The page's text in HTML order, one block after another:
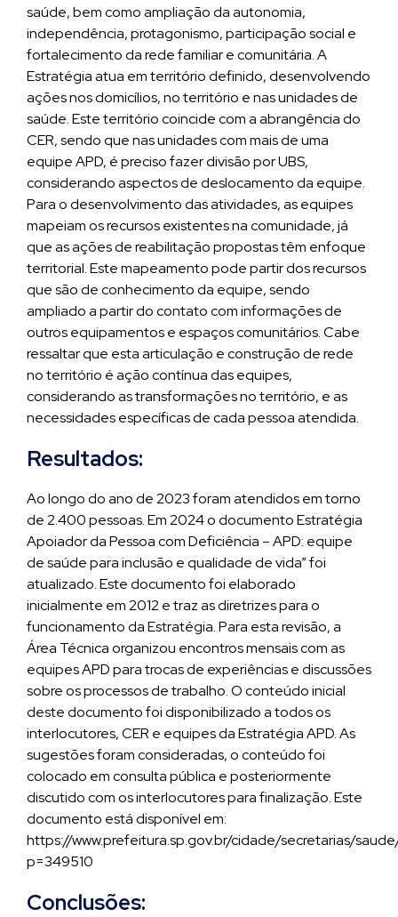
saúde, bem como ampliação da autonomia,
independência, protagonismo, participação social e
fortalecimento da rede familiar e comunitária. A
Estratégia atua em território definido, desenvolvendo
ações nos domicílios, no território e nas unidades de
saúde. Este território coincide com a abrangência do
CER, sendo que nas unidades com mais de uma
equipe APD, é preciso fazer divisão por UBS,
considerando aspectos de deslocamento da equipe.
Para o desenvolvimento das atividades, as equipes
mapeiam os recursos existentes na comunidade, já
que as ações de reabilitação propostas têm enfoque
territorial. Este mapeamento pode partir dos recursos
que são de conhecimento da equipe, sendo
ampliado a partir do contato com informações de
outros equipamentos e espaços comunitários. Cabe
ressaltar que esta articulação e construção de rede
no território é ação contínua das equipes,
considerando as transformações no território, e as
necessidades específicas de cada pessoa atendida.
Resultados:
Ao longo do ano de 2023 foram atendidos em torno
de 2.400 pessoas. Em 2024 o documento Estratégia
Apoiador da Pessoa com Deficiência – APD: equipe
de saúde para inclusão e qualidade de vida” foi
atualizado. Este documento foi elaborado
inicialmente em 2012 e traz as diretrizes para o
funcionamento da Estratégia. Para esta revisão, a
Área Técnica organizou encontros mensais com as
equipes APD para trocas de experiências e discussões
sobre os processos de trabalho. O conteúdo inicial
deste documento foi disponibilizado a todos os
interlocutores, CER e equipes da Estratégia APD. As
sugestões foram consideradas, o conteúdo foi
colocado em consulta pública e posteriormente
discutido com os interlocutores para finalização. Este
documento está disponível em:
https://www.prefeitura.sp.gov.br/cidade/secretarias/
p=349510
Conclusões: